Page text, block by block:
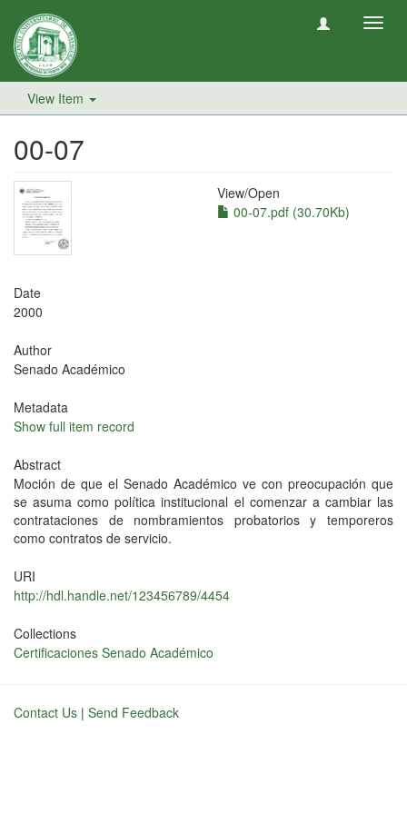
View Item
00-07
View/Open
00-07.pdf (30.70Kb)
Date
2000
Author
Senado Académico
Metadata
Show full item record
Abstract
Moción de que el Senado Académico ve con preocupación que
se asuma como política institucional el comenzar a cambiar las
contrataciones de nombramientos probatorios y temporeros
como contratos de servicio.
URI
http://hdl.handle.net/123456789/4454
Collections
Certificaciones Senado Académico
Contact Us | Send Feedback